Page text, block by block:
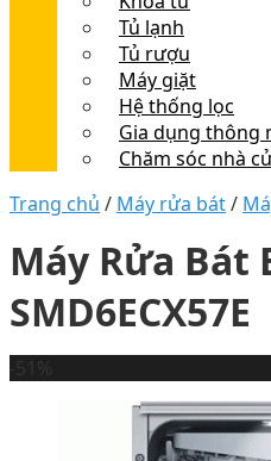
Tủ lạnh
Tủ rượu
Máy giặt
Hệ thống lọc
Gia dụng thông
Chăm sóc nhà
Trang chủ / Máy rửa bát/
Máy Rửa Bát
SMD6ECX57E